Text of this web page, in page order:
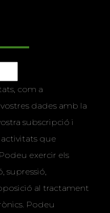
com a
dades amb la
subscripció i
que
exercir els
supressió,
al tractament
Podeu